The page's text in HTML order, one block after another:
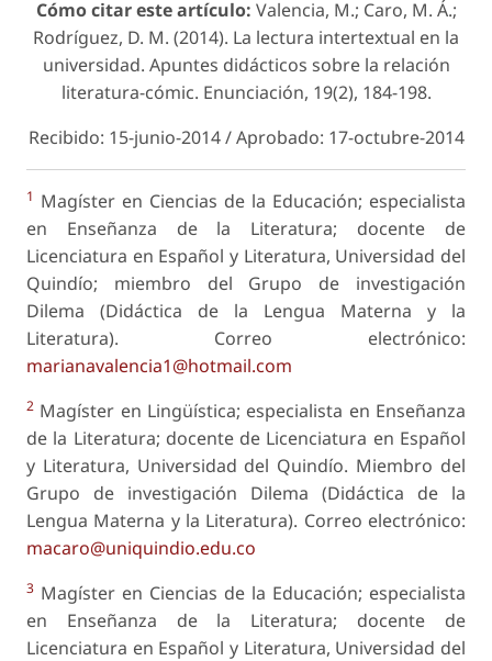
Cómo citar este artículo: Valencia, M.; Caro, M. Á.;
Rodríguez, D. M. (2014). La lectura intertextual en la
universidad. Apuntes didácticos sobre la relación
literatura-cómic. Enunciación, 19(2), 184-198.
Recibido: 15-junio-2014 / Aprobado: 17-octubre-2014
1 Magíster en Ciencias de la Educación; especialista
en Enseñanza de la Literatura; docente de
Licenciatura en Español y Literatura, Universidad del
Quindío; miembro del Grupo de investigación
Dilema (Didáctica de la Lengua Materna y la
Literatura). Correo electrónico:
marianavalencia1@hotmail.com
2 Magíster en Lingüística; especialista en Enseñanza
de la Literatura; docente de Licenciatura en Español
y Literatura, Universidad del Quindío. Miembro del
Grupo de investigación Dilema (Didáctica de la
Lengua Materna y la Literatura). Correo electrónico:
macaro@uniquindio.edu.co
3 Magíster en Ciencias de la Educación; especialista
en Enseñanza de la Literatura; docente de
Licenciatura en Español y Literatura, Universidad del